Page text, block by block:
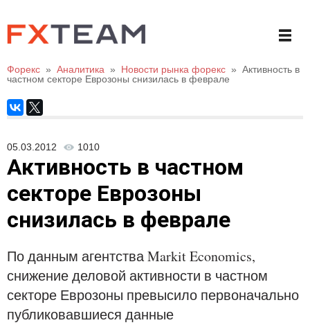
Форекс » Аналитика » Новости рынка форекс » Активность в
частном секторе Еврозоны снизилась в феврале
05.03.2012 1010
Активность в частном
секторе Еврозоны
снизилась в феврале
По данным агентства Markit Economics,
снижение деловой активности в частном
секторе Еврозоны превысило первоначально
публиковавшиеся данные